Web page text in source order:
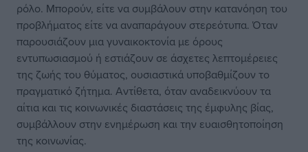
ρόλο. Μπορούν, είτε να συμβάλουν στην κατανόηση του
προβλήματος είτε να αναπαράγουν στερεότυπα. Όταν
παρουσιάζουν μια γυναικοκτονία με όρους
εντυπωσιασμού ή εστιάζουν σε άσχετες λεπτομέρειες
της ζωής του θύματος, ουσιαστικά υποβαθμίζουν το
πραγματικό ζήτημα. Αντίθετα, όταν αναδεικνύουν τα
αίτια και τις κοινωνικές διαστάσεις της έμφυλης βίας,
συμβάλλουν στην ενημέρωση και την ευαισθητοποίηση
της κοινωνίας.